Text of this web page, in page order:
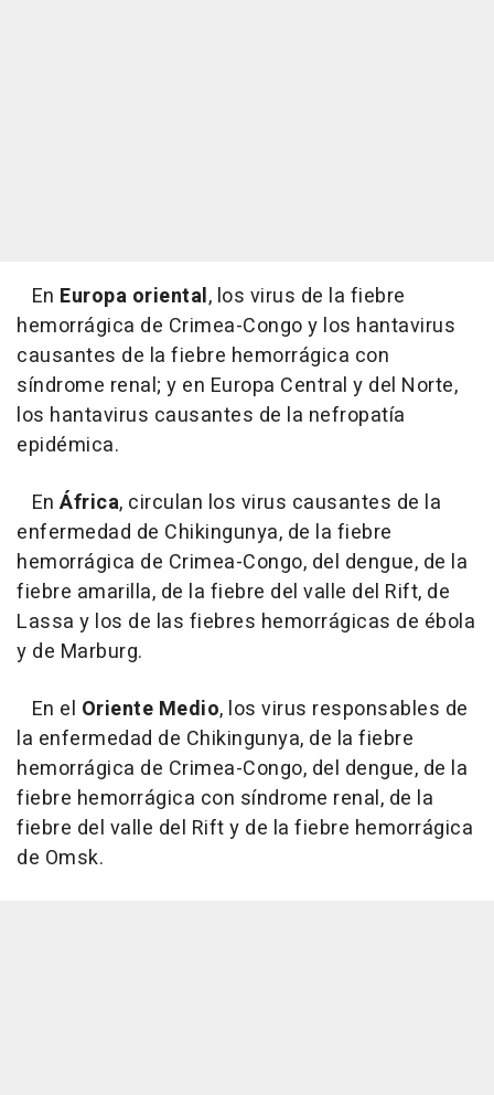
En Europa oriental, los virus de la fiebre
hemorrágica de Crimea-Congo y los hantavirus
causantes de la fiebre hemorrágica con
síndrome renal; y en Europa Central y del Norte,
los hantavirus causantes de la nefropatía
epidémica.
En África, circulan los virus causantes de la
enfermedad de Chikingunya, de la fiebre
hemorrágica de Crimea-Congo, del dengue, de la
fiebre amarilla, de la fiebre del valle del Rift, de
Lassa y los de las fiebres hemorrágicas de ébola
y de Marburg.
En el Oriente Medio, los virus responsables de
la enfermedad de Chikingunya, de la fiebre
hemorrágica de Crimea-Congo, del dengue, de la
fiebre hemorrágica con síndrome renal, de la
fiebre del valle del Rift y de la fiebre hemorrágica
de Omsk.